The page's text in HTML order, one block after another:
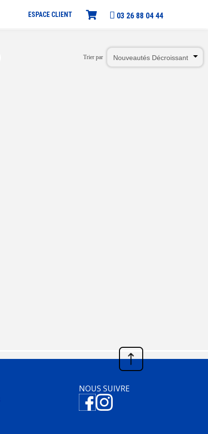
ESPACE CLIENT 03 26 88 04 44
Trier par
NOUS SUIVRE